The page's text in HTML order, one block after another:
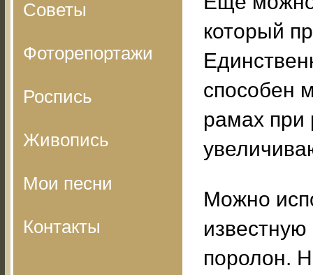
Советы
Фоторепортажи
Роспись
Живопись
Мои песни
Контакты
который
способен
рамах при
Можно
известную
поролон.